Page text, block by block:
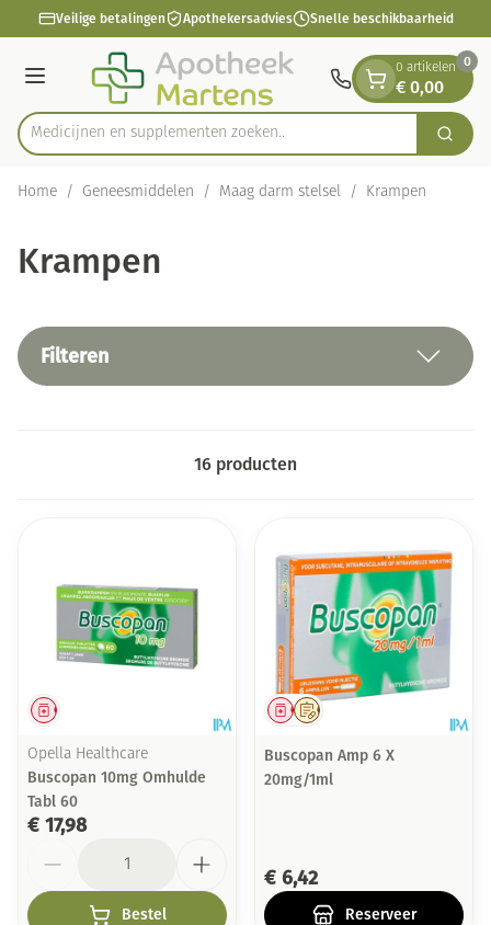
Ga naar de inhoud
1 van 1Veilige betalingen Apothekersadvies Snelle beschikbaarheid
Menu
Product, merk, categorie...
Medicijnen en supple Zoek
0 artikelen
€ 0,00
0
Home / Geneesmiddelen / Maag darm stelsel / Krampen
Krampen
Filteren
16 producten
Geneesmiddel
Opella Healthcare
Buscopan 10mg Omhulde
Tabl 60
€ 17,98
Bestel
Op voorschrift
Geneesmiddel
Buscopan Amp 6 X
20mg/1ml
€ 6,42
Reserveer